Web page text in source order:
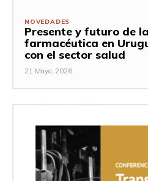
NOVEDADES
Presente y futuro de
farmacéutica en
con el sector salud
21 Mayo, 2026